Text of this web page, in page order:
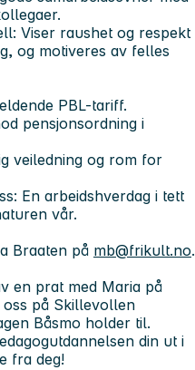
Viser raushet og respekt
og motiveres av felles
PBL-tariff.
pensjonsordning i
veiledning og rom for
En arbeidshverdag i tett
vår.
Braaten på mb@frikult.no.
en prat med Maria på
på Skillevollen
Båsmo holder til.
din ut i
fra deg!